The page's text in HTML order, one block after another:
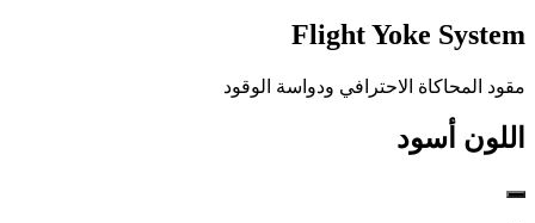
Flight Yoke System
مقود المحاكاة الاحترافي ودواسة الوقود
اللون أسود